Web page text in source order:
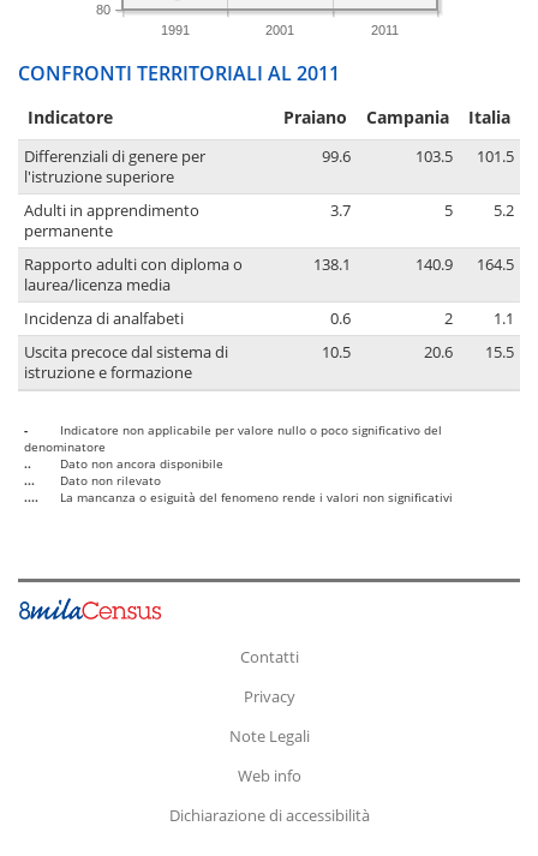
1991 2001 2011
80
CONFRONTI TERRITORIALI AL 2011
Indicatore Praiano Campania Italia
Differenziali di genere per
l'istruzione superiore
99.6 103.5 101.5
Adulti in apprendimento
permanente
3.7 5 5.2
Rapporto adulti con diploma o
laurea/licenza media
138.1 140.9 164.5
Incidenza di analfabeti 0.6 2
1.1
Uscita precoce dal sistema di
istruzione e formazione
10.5 20.6 15.5
-
Indicatore non applicabile per valore nullo o poco significativo del
denominatore
..
Dato non ancora disponibile
...
Dato non rilevato
....
La mancanza o esiguità del fenomeno rende i valori non significativi
Contatti
Privacy
Note Legali
Web info
Dichiarazione di accessibilità